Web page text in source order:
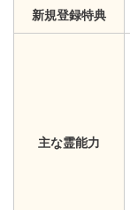
新規登録特典
主な霊能力